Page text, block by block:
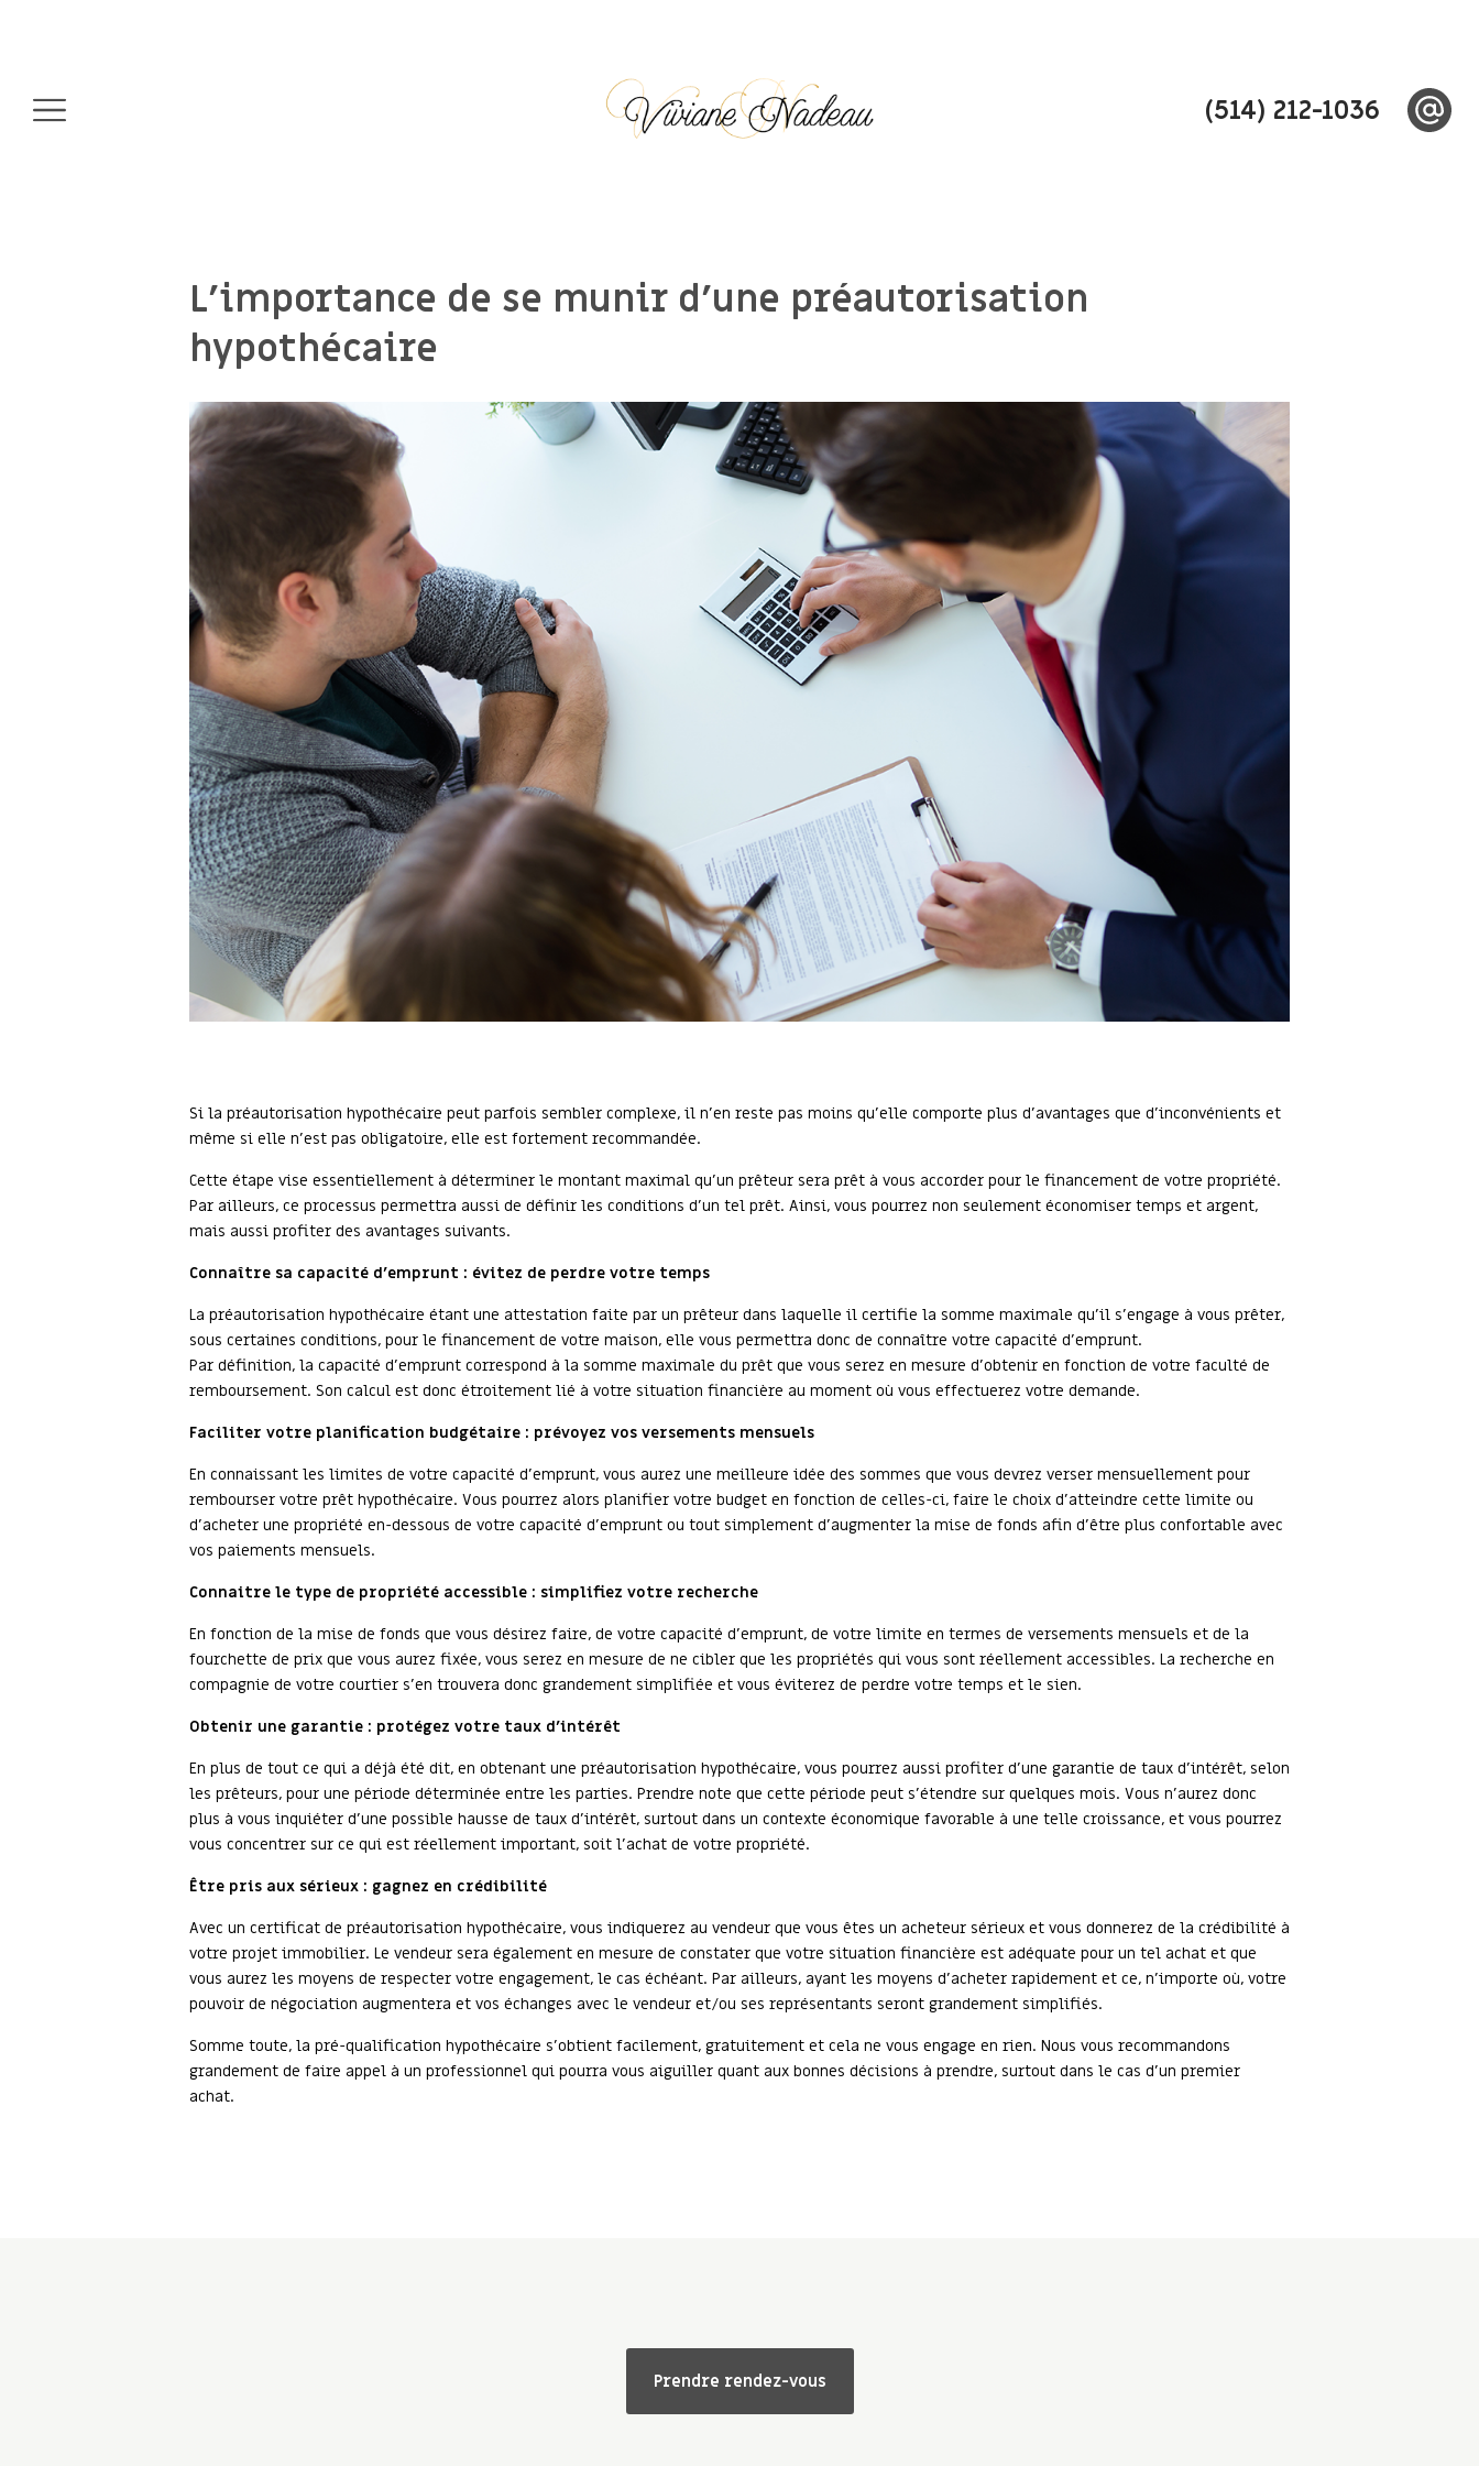
(514) 212-1036
L’importance de se munir d’une préautorisation
hypothécaire
Si la préautorisation hypothécaire peut parfois sembler complexe, il n'en reste pas moins qu'elle comporte plus d'avantages que d'inconvénients et
même si elle n'est pas obligatoire, elle est fortement recommandée.
Cette étape vise essentiellement à déterminer le montant maximal qu’un prêteur sera prêt à vous accorder pour le financement de votre propriété.
Par ailleurs, ce processus permettra aussi de définir les conditions d’un tel prêt. Ainsi, vous pourrez non seulement économiser temps et argent,
mais aussi profiter des avantages suivants.
Connaître sa capacité d’emprunt : évitez de perdre votre temps
La préautorisation hypothécaire étant une attestation faite par un prêteur dans laquelle il certifie la somme maximale qu’il s’engage à vous prêter,
sous certaines conditions, pour le financement de votre maison, elle vous permettra donc de connaître votre capacité d’emprunt.
Par définition, la capacité d’emprunt correspond à la somme maximale du prêt que vous serez en mesure d’obtenir en fonction de votre faculté de
remboursement. Son calcul est donc étroitement lié à votre situation financière au moment où vous effectuerez votre demande.
Faciliter votre planification budgétaire : prévoyez vos versements mensuels
En connaissant les limites de votre capacité d’emprunt, vous aurez une meilleure idée des sommes que vous devrez verser mensuellement pour
rembourser votre prêt hypothécaire. Vous pourrez alors planifier votre budget en fonction de celles-ci, faire le choix d’atteindre cette limite ou
d’acheter une propriété en-dessous de votre capacité d’emprunt ou tout simplement d’augmenter la mise de fonds afin d’être plus confortable avec
vos paiements mensuels.
Connaitre le type de propriété accessible : simplifiez votre recherche
En fonction de la mise de fonds que vous désirez faire, de votre capacité d’emprunt, de votre limite en termes de versements mensuels et de la
fourchette de prix que vous aurez fixée, vous serez en mesure de ne cibler que les propriétés qui vous sont réellement accessibles. La recherche en
compagnie de votre courtier s’en trouvera donc grandement simplifiée et vous éviterez de perdre votre temps et le sien.
Obtenir une garantie : protégez votre taux d’intérêt
En plus de tout ce qui a déjà été dit, en obtenant une préautorisation hypothécaire, vous pourrez aussi profiter d’une garantie de taux d’intérêt, selon
les prêteurs, pour une période déterminée entre les parties. Prendre note que cette période peut s’étendre sur quelques mois. Vous n’aurez donc
plus à vous inquiéter d’une possible hausse de taux d’intérêt, surtout dans un contexte économique favorable à une telle croissance, et vous pourrez
vous concentrer sur ce qui est réellement important, soit l’achat de votre propriété.
Être pris aux sérieux : gagnez en crédibilité
Avec un certificat de préautorisation hypothécaire, vous indiquerez au vendeur que vous êtes un acheteur sérieux et vous donnerez de la crédibilité à
votre projet immobilier. Le vendeur sera également en mesure de constater que votre situation financière est adéquate pour un tel achat et que
vous aurez les moyens de respecter votre engagement, le cas échéant. Par ailleurs, ayant les moyens d’acheter rapidement et ce, n’importe où, votre
pouvoir de négociation augmentera et vos échanges avec le vendeur et/ou ses représentants seront grandement simplifiés.
Somme toute, la pré-qualification hypothécaire s’obtient facilement, gratuitement et cela ne vous engage en rien. Nous vous recommandons
grandement de faire appel à un professionnel qui pourra vous aiguiller quant aux bonnes décisions à prendre, surtout dans le cas d’un premier
achat.
Prendre rendez-vous